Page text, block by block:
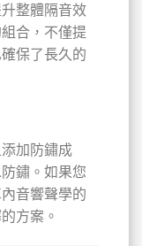
整體隔音效
合，不僅提
保了長久的
加防鏽成
鏽。如果您
音響聲學的
方案。